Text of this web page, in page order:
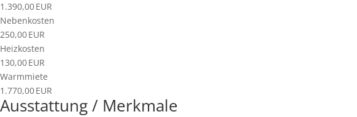
1.390,00 EUR
Nebenkosten
250,00 EUR
Heizkosten
130,00 EUR
Warmmiete
1.770,00 EUR
Ausstattung / Merkmale